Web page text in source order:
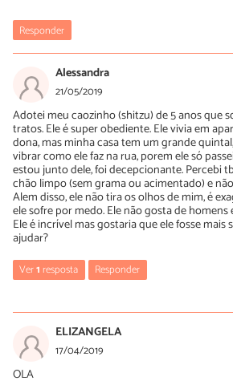
Responder
Alessandra
21/05/2019
Adotei meu caozinho (shitzu) de 5 anos que
tratos. Ele é super obediente. Ele vivia em
dona, mas minha casa tem um grande
vibrar como ele faz na rua, porem ele só
estou junto dele, foi decepcionante. Percebi
chão limpo (sem grama ou acimentado) e
Alem disso, ele não tira os olhos de mim, é
ele sofre por medo. Ele não gosta de
Ele é incrível mas gostaria que ele fosse mais
ajudar?
Ver1resposta Responder
22/05/2019
Oi Alessandra! É normal que no início o
apresente determinados
adaptação. É muito importante que você
ELIZANGELA
17/04/2019
OLA